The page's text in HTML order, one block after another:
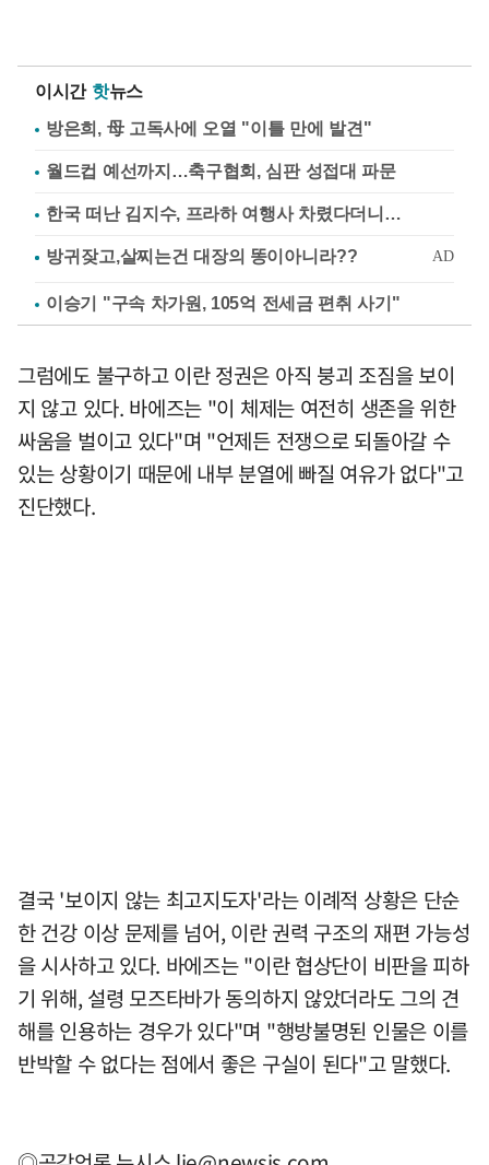
이시간 핫뉴스
방은희, 母 고독사에 오열 "이틀 만에 발견"
월드컵 예선까지…축구협회, 심판 성접대 파문
한국 떠난 김지수, 프라하 여행사 차렸다더니…
이승기 "구속 차가원, 105억 전세금 편취 사기"
그럼에도 불구하고 이란 정권은 아직 붕괴 조짐을 보이
지 않고 있다. 바에즈는 "이 체제는 여전히 생존을 위한
싸움을 벌이고 있다"며 "언제든 전쟁으로 되돌아갈 수
있는 상황이기 때문에 내부 분열에 빠질 여유가 없다"고
진단했다.
결국 '보이지 않는 최고지도자'라는 이례적 상황은 단순
한 건강 이상 문제를 넘어, 이란 권력 구조의 재편 가능성
을 시사하고 있다. 바에즈는 "이란 협상단이 비판을 피하
기 위해, 설령 모즈타바가 동의하지 않았더라도 그의 견
해를 인용하는 경우가 있다"며 "행방불명된 인물은 이를
반박할 수 없다는 점에서 좋은 구실이 된다"고 말했다.